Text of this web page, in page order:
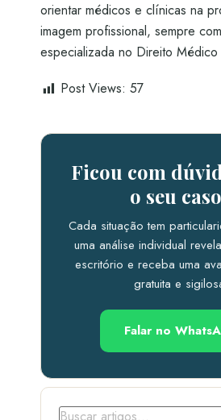
orientar médicos e clínicas na
imagem profissional, sempre
especializada no Direito
Post Views: 57
Ficou com
o seu
Cada situação tem
uma análise individual
escritório e receba uma
gratuita e
Falar no